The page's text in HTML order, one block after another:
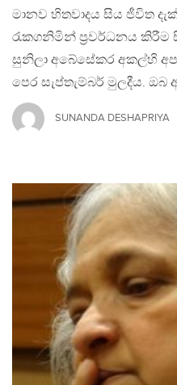
මානව හිතවාදය සිය ජීවිත
රැකගනිමින් ප්‍රවර්ධනය
සුනිලා අබේසේකර අකල්හි
පෙර සැප්තැම්බර් මුලදීය.
SUNANDA DESHAPRIYA